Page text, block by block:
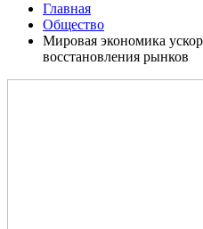
Главная
Общество
Мировая экономика
восстановления рынков